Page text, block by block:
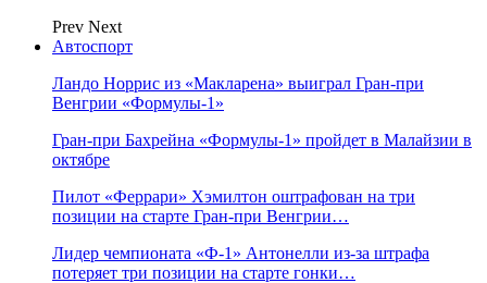
Prev Next
Автоспорт
Ландо Норрис из «Макларена» выиграл Гран‑при
Венгрии «Формулы‑1»
Гран‑при Бахрейна «Формулы‑1» пройдет в Малайзии в
октябре
Пилот «Феррари» Хэмилтон оштрафован на три
позиции на старте Гран‑при Венгрии…
Лидер чемпионата «Ф‑1» Антонелли из‑за штрафа
потеряет три позиции на старте гонки…